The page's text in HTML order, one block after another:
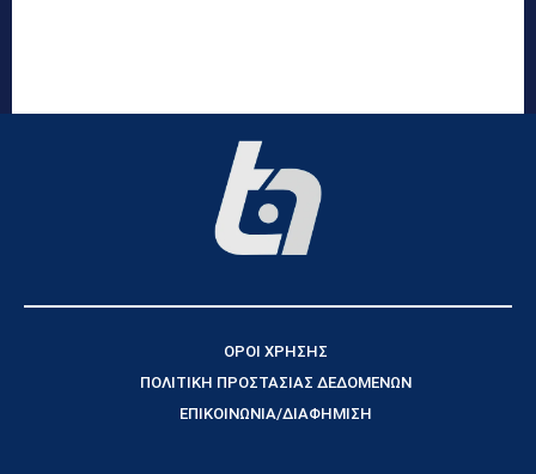
ΟΡΟΙ ΧΡΗΣΗΣ
ΠΟΛΙΤΙΚΗ ΠΡΟΣΤΑΣΙΑΣ ΔΕΔΟΜΕΝΩΝ
ΕΠΙΚΟΙΝΩΝΙΑ/ΔΙΑΦΗΜΙΣΗ